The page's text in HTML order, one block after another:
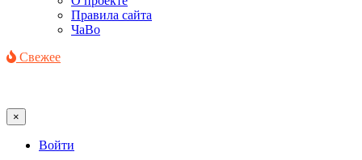
Правила сайта
ЧаВо
Свежее
×
Войти